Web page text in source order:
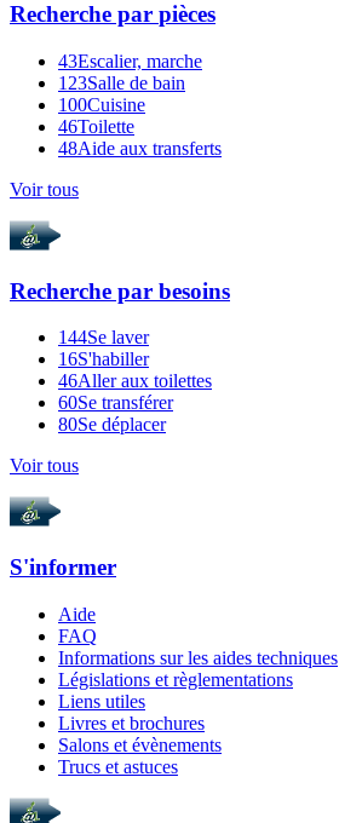
Recherche par pièces
43Escalier, marche
123Salle de bain
100Cuisine
46Toilette
48Aide aux transferts
Voir tous
Recherche par besoins
144Se laver
16S'habiller
46Aller aux toilettes
60Se transférer
80Se déplacer
Voir tous
S'informer
Aide
FAQ
Informations sur les aides techniques
Législations et règlementations
Liens utiles
Livres et brochures
Salons et évènements
Trucs et astuces